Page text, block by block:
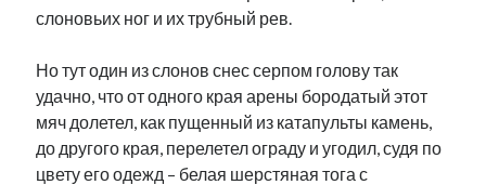
слоновьих ног и их трубный рев.
Но тут один из слонов снес серпом голову так
удачно, что от одного края арены бородатый этот
мяч долетел, как пущенный из катапульты камень,
до другого края, перелетел ограду и угодил, судя по
цвету его одежд – белая шерстяная тога с